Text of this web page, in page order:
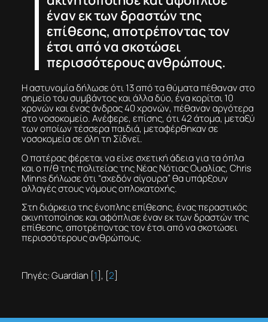
έναν εκ των δραστών της
επίθεσης, αποτρέποντας τον
έτσι από να σκοτώσει
περισσότερους ανθρώπους.
Η αστυνομία δήλωσε ότι 13 από τα θύματα πέθαναν στο
σημείο του συμβάντος και άλλα δύο, ένα κορίτσι 10
χρονών και ένας άνδρας 40 χρονών, πέθαναν αργότερα
στο νοσοκομείο. Ανέφερε, επίσης, ότι 42 άτομα, μεταξύ
των οποίων τέσσερα παιδιά, μεταφέρθηκαν σε
νοσοκομεία σε όλη τη Σίδνεϊ.
Ο πατέρας φέρεται να είχε σχετική άδεια για τα όπλα
και ο π/θ της πολιτείας της Νέας Νότιας Ουαλίας, Chris
Minns δήλωσε ότι “σχεδόν σίγουρα” θα υπάρξουν
αλλαγές στους νόμους οπλοκατοχής.
Στη διάρκεια της ένοπλης επίθεσης, ένας περαστικός
ακινητοποίησε και αφόπλισε έναν εκ των δραστών της
επίθεσης, αποτρέποντας τον έτσι από να σκοτώσει
περισσότερους ανθρώπους.
Πηγές: Guardian [1 ], [2